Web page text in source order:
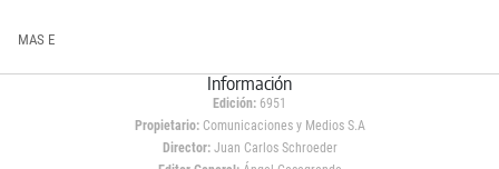
MAS E
Información
Edición: 6951
Propietario:Comunicaciones y Medios S.A
Director: Juan Carlos Schroeder